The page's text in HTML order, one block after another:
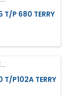
T/P 680 TERRY
T/P102A TERRY